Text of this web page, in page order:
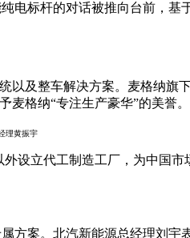
电标杆的对话被推向台前，
及整车解决方案。麦格纳旗
格纳“专注生产豪华”的美誉。
理黄振宇
设立代工制造工厂，为中国市
方案。北汽新能源总经理刘宇